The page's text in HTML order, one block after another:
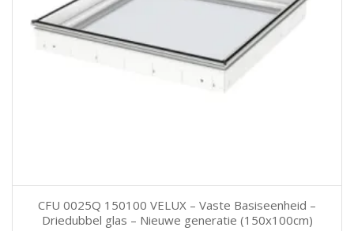
CFU 0025Q 150100 VELUX – Vaste Basiseenheid –
Driedubbel glas – Nieuwe generatie (150x100cm)